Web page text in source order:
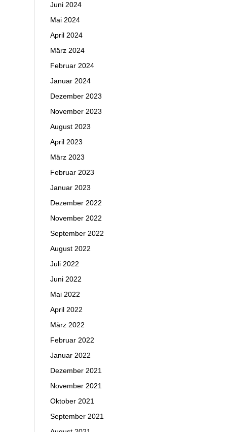
Juni 2024
Mai 2024
April 2024
März 2024
Februar 2024
Januar 2024
Dezember 2023
November 2023
August 2023
April 2023
März 2023
Februar 2023
Januar 2023
Dezember 2022
November 2022
September 2022
August 2022
Juli 2022
Juni 2022
Mai 2022
April 2022
März 2022
Februar 2022
Januar 2022
Dezember 2021
November 2021
Oktober 2021
September 2021